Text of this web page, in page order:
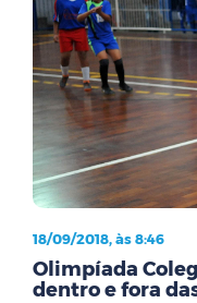
18/09/2018, às 8:46
Olimpíada
dentro e fora